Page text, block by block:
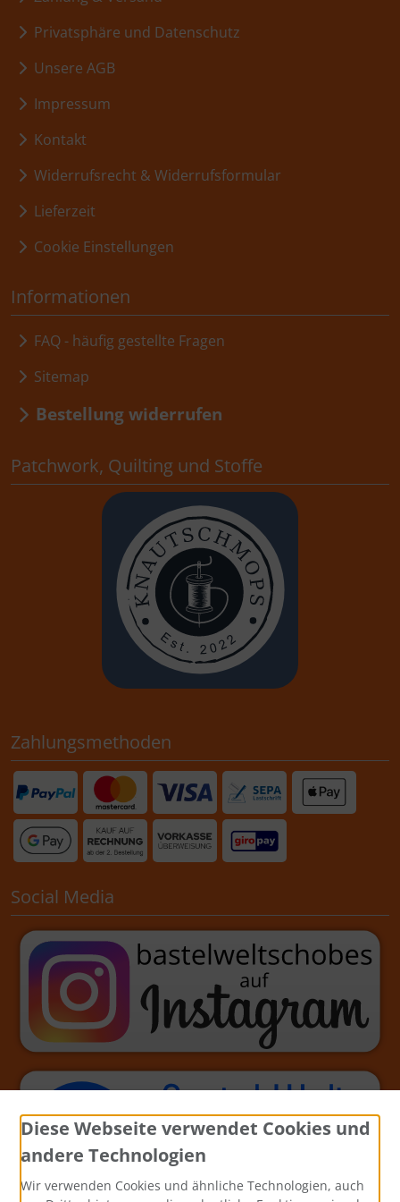
Privatsphäre und Datenschutz
Unsere AGB
Impressum
Kontakt
Widerrufsrecht & Widerrufsformular
Lieferzeit
Cookie Einstellungen
Informationen
FAQ - häufig gestellte Fragen
Sitemap
Bestellung widerrufen
Patchwork, Quilting und Stoffe
Zahlungsmethoden
Social Media
Diese Webseite verwendet Cookies und
andere Technologien
Wir verwenden Cookies und ähnliche Technologien, auch